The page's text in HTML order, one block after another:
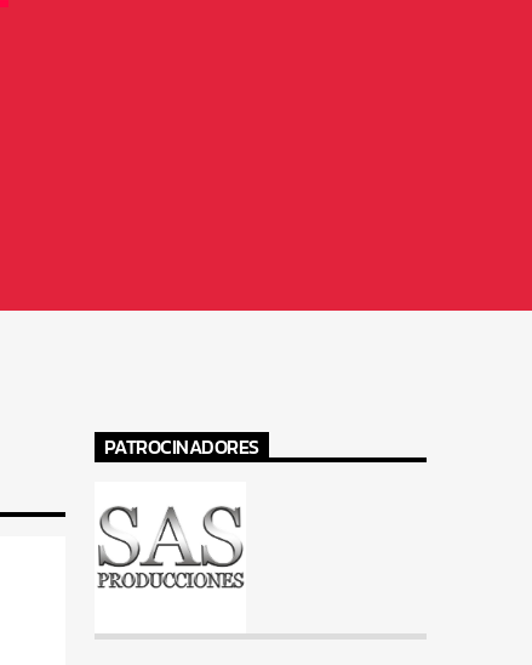
PATROCINADORES